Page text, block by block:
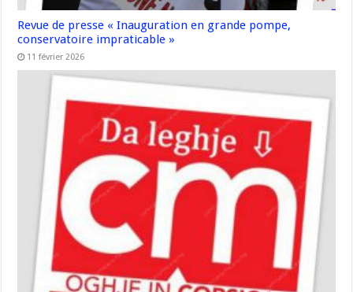
Revue de presse « Inauguration en grande pompe,
conservatoire impraticable »
11 février 2026